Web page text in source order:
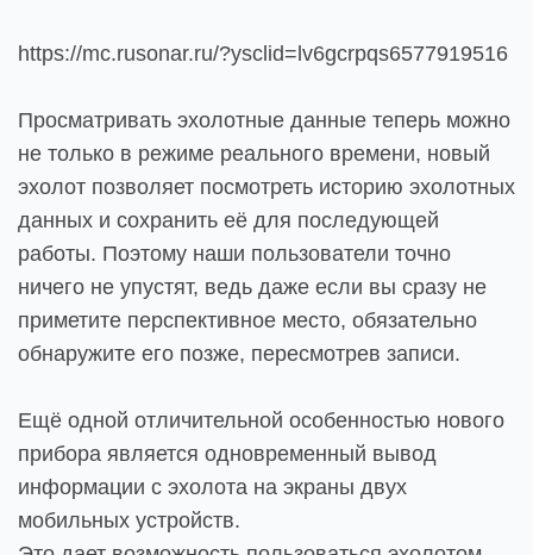
https://mc.rusonar.ru/?ysclid=lv6gcrpqs6577919516
Просматривать эхолотные данные теперь можно
не только в режиме реального времени, новый
эхолот позволяет посмотреть историю эхолотных
данных и сохранить её для последующей
работы. Поэтому наши пользователи точно
ничего не упустят, ведь даже если вы сразу не
приметите перспективное место, обязательно
обнаружите его позже, пересмотрев записи.
Ещё одной отличительной особенностью нового
прибора является одновременный вывод
информации с эхолота на экраны двух
мобильных устройств.